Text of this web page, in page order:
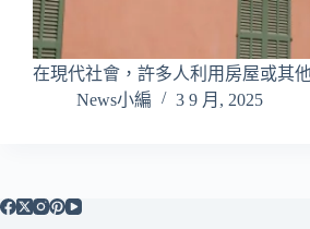
在現代社會，許多人利用房屋或其
News小編
3 9 月, 2025